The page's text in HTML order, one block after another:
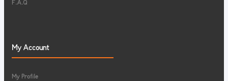
F.A.Q
My Account
My Profile